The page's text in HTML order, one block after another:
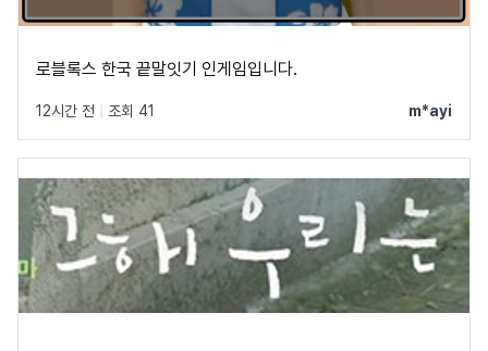
로블록스 한국 끝말잇기 인게임입니다.
12시간 전 조회 41 m*ayi